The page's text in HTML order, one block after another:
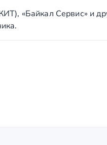
«Байкал Сервис» и